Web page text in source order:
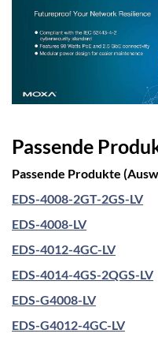
Passende
Passende Produkte
EDS-4008-2GT-2GS-LV
EDS-4008-LV
EDS-4012-4GC-LV
EDS-4014-4GS-2QGS-LV
EDS-G4008-LV
EDS-G4012-4GC-LV